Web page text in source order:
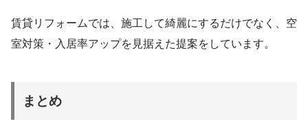
賃貸リフォームでは、施工して綺麗にするだけでなく、空
室対策・入居率アップを見据えた提案をしています。
まとめ